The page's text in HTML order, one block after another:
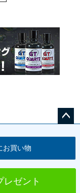
へ
お買い物
レゼント